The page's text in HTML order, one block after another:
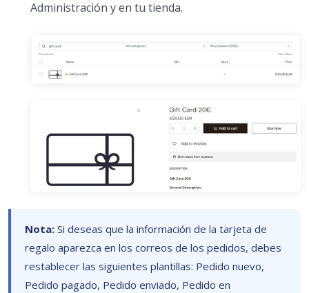
Administración y en tu tienda.
Nota: Si deseas que la información de la tarjeta de
regalo aparezca en los correos de los pedidos, debes
restablecer las siguientes plantillas: Pedido nuevo,
Pedido pagado, Pedido enviado, Pedido en